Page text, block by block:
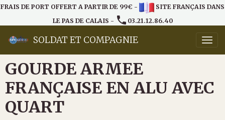
FRAIS DE PORT OFFERT A PARTIR DE 99€ -
SITE FRANÇAIS DANS
LE PAS DE CALAIS -
03.21.12.86.40
SOLDAT ET COMPAGNIE
GOURDE ARMEE
FRANÇAISE EN ALU AVEC
QUART